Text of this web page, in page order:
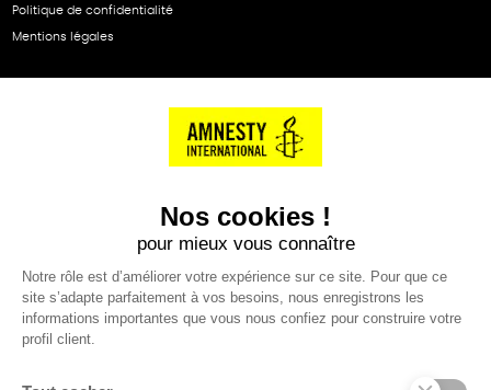
Politique de confidentialité
Mentions légales
Nous contacter
Renvoyer des articles